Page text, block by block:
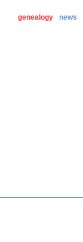
genealogy news